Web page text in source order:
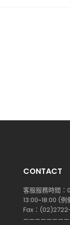
CONTACT
客服服務時間：
13:00~18:00 (
Fax：